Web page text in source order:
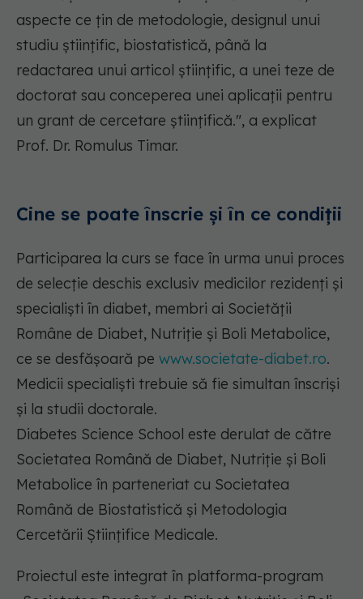
aspecte ce țin de metodologie, designul unui
studiu științific, biostatistică, până la
redactarea unui articol științific, a unei teze de
doctorat sau conceperea unei aplicații pentru
un grant de cercetare științifică.", a explicat
Prof. Dr. Romulus Timar.
Cine se poate înscrie și în ce condiții
Participarea la curs se face în urma unui proces
de selecție deschis exclusiv medicilor rezidenți și
specialiști în diabet, membri ai Societății
Române de Diabet, Nutriție și Boli Metabolice,
ce se desfășoară pe www.societate-diabet.ro.
Medicii specialiști trebuie să fie simultan înscriși
și la studii doctorale.
Diabetes Science School este derulat de către
Societatea Română de Diabet, Nutriție și Boli
Metabolice în parteneriat cu Societatea
Română de Biostatistică și Metodologia
Cercetării Științifice Medicale.
Proiectul este integrat în platforma-program